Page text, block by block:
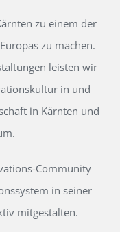
zu einem der
zu machen.
leisten wir
in und
in Kärnten und
Community
in seiner
mitgestalten.